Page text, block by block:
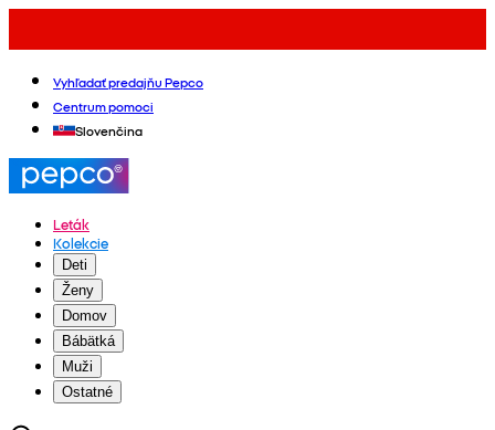
Vyhľadať predajňu Pepco
Centrum pomoci
Slovenčina
Leták
Kolekcie
Deti
Ženy
Domov
Bábätká
Muži
Ostatné